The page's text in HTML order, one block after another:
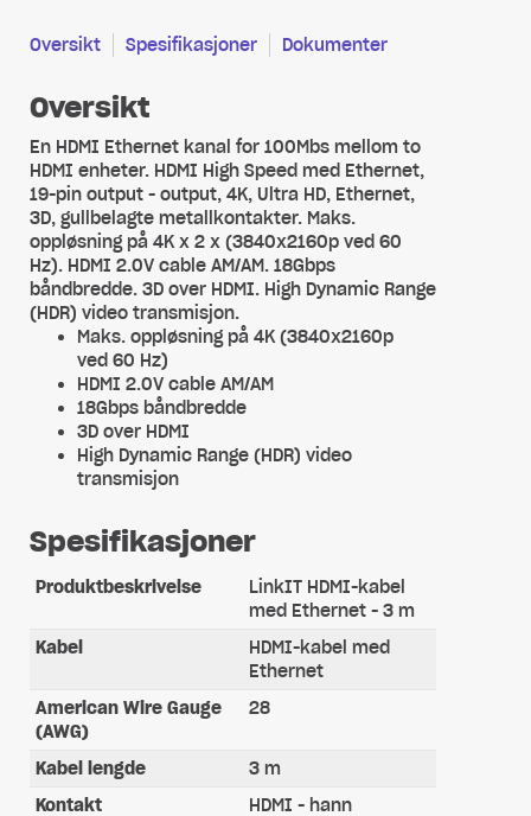
Oversikt Spesifikasjoner Dokumenter
Oversikt
En HDMI Ethernet kanal for 100Mbs mellom to
HDMI enheter. HDMI High Speed med Ethernet,
19-pin output - output, 4K, Ultra HD, Ethernet,
3D, gullbelagte metallkontakter. Maks.
oppløsning på 4K x 2 x (3840x2160p ved 60
Hz). HDMI 2.0V cable AM/AM. 18Gbps
båndbredde. 3D over HDMI. High Dynamic Range
(HDR) video transmisjon.
Maks. oppløsning på 4K (3840x2160p
ved 60 Hz)
HDMI 2.0V cable AM/AM
18Gbps båndbredde
3D over HDMI
High Dynamic Range (HDR) video
transmisjon
Spesifikasjoner
Produktbeskrivelse
LinkIT HDMI-kabel
med Ethernet - 3 m
Kabel
HDMI-kabel med
Ethernet
American Wire Gauge
(AWG)
28
Kabel lengde
3 m
Kontakt
HDMI - hann